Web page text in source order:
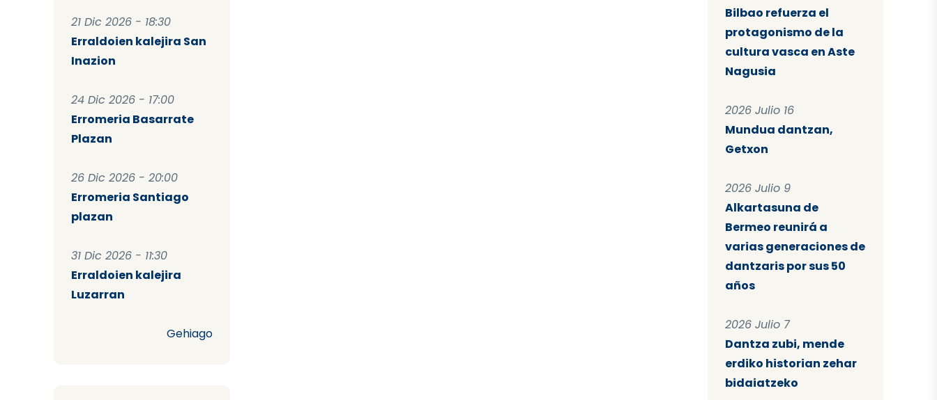
21 Dic 2026 - 18:30
Erraldoien kalejira San
Inazion
24 Dic 2026 - 17:00
Erromeria Basarrate
Plazan
26 Dic 2026 - 20:00
Erromeria Santiago
plazan
31 Dic 2026 - 11:30
Erraldoien kalejira
Luzarran
Gehiago
Bilbao refuerza el
protagonismo de la
cultura vasca en Aste
Nagusia
2026 Julio 16
Mundua dantzan,
Getxon
2026 Julio 9
Alkartasuna de
Bermeo reunirá a
varias generaciones de
dantzaris por sus 50
años
2026 Julio 7
Dantza zubi, mende
erdiko historian zehar
bidaiatzeko